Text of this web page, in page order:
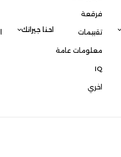
فرقعة
تقييمات
معلومات عامة
IQ
اخري
احنا جيرانك